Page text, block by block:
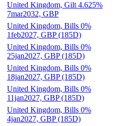
United Kingdom, Gilt 4.625%
7mar2032, GBP
United Kingdom, Bills 0%
1feb2027, GBP (185D)
United Kingdom, Bills 0%
25jan2027, GBP (185D)
United Kingdom, Bills 0%
18jan2027, GBP (185D)
United Kingdom, Bills 0%
11jan2027, GBP (185D)
United Kingdom, Bills 0%
4jan2027, GBP (185D)